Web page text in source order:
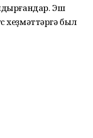
Эш
хеҙмәттәргә был